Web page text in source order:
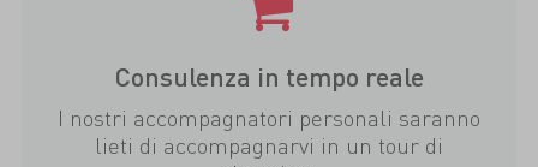
Consulenza in tempo reale
I nostri accompagnatori personali saranno
lieti di accompagnarvi in un tour di